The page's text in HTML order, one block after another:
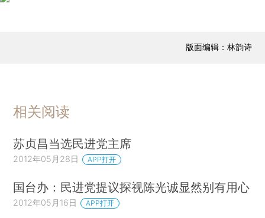
版面编辑：林韵诗
相关阅读
苏贞昌当选民进党主席
2012年05月28日 APP打开
国台办：民进党提议探视陈光诚显然别有用心
2012年05月16日 APP打开